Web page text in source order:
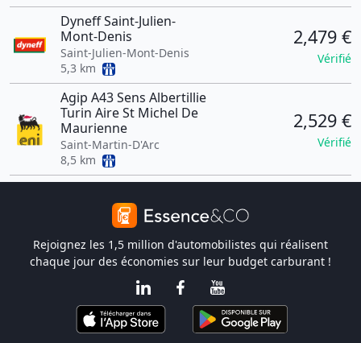
Dyneff Saint-Julien-
Mont-Denis
Saint-Julien-Mont-Denis
5,3 km
2,479 €
Vérifié
Agip A43 Sens Albertillie
Turin Aire St Michel De
Maurienne
Saint-Martin-D'Arc
8,5 km
2,529 €
Vérifié
Rejoignez les 1,5 million d'automobilistes qui réalisent
chaque jour des économies sur leur budget carburant !